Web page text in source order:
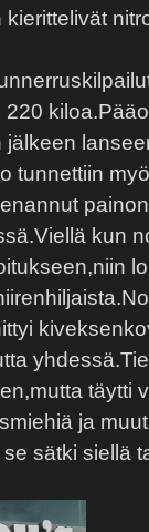
kierittelivät
tunnettiin
kun
täytti
ja
sätki siellä